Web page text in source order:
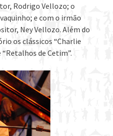
Rodrigo Vellozo; o
e com o irmão
Ney Vellozo. Além do
os clássicos “Charlie
de Cetim”.